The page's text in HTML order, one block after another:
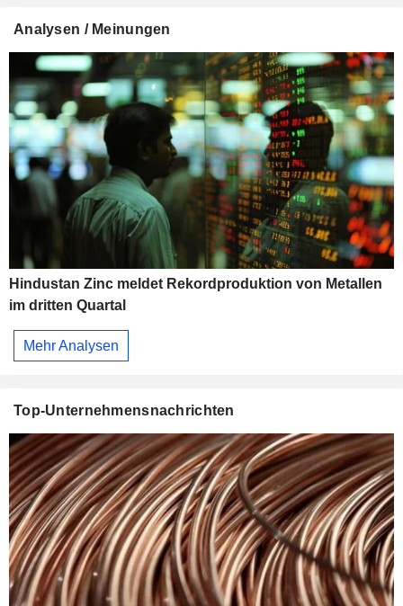
Analysen / Meinungen
Hindustan Zinc meldet Rekordproduktion von Metallen
im dritten Quartal
Mehr Analysen
Top-Unternehmensnachrichten